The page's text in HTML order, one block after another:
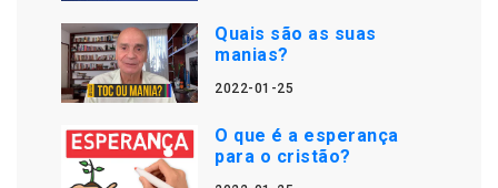
Quais são as suas
manias?
2022-01-25
O que é a esperança
para o cristão?